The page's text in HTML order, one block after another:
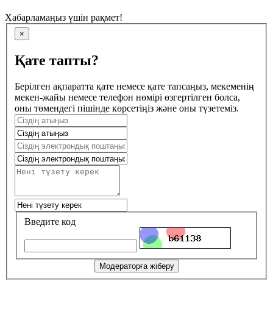
Хабарламаңыз үшін рақмет!
×
Қате тапты?
Берілген ақпаратта қате немесе қате тапсаңыз, мекеменің
мекен-жайы немесе телефон нөмірі өзгертілген болса,
оны төмендегі пішінде көрсетіңіз және оны түзетеміз.
Введите код
Модераторға жіберу